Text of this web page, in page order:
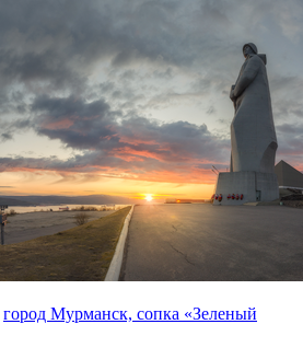
город Мурманск, сопка «Зеленый